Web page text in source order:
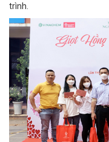
trình.